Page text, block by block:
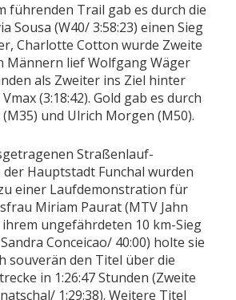
führenden Trail gab es durch die
Sousa (W40/ 3:58:23) einen Sieg
Charlotte Cotton wurde Zweite
Männern lief Wolfgang Wäger
als Zweiter ins Ziel hinter
(3:18:42). Gold gab es durch
und Ulrich Morgen (M50).
Straßenlauf-
Hauptstadt Funchal wurden
einer Laufdemonstration für
Miriam Paurat (MTV Jahn
ihrem ungefährdeten 10 km-Sieg
Conceicao/ 40:00) holte sie
souverän den Titel über die
in 1:26:47 Stunden (Zweite
1:29:38). Weitere Titel